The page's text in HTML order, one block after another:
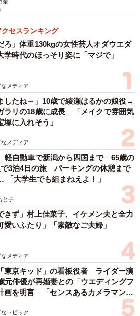
の部分）。 ※人生いちかパチかさんのX動
これに瞬時に反応。反対側を向い
カラスの存在に気づけたのは「三
分見ながら撮影してるの。目の前
ってしたのもあってこのザマよ」
の投稿より引用）
6/7
かパチかさんのX動画より抜粋
が、カラスはいち早く逃げ切り、
奈
クセスランキング
ろ」体重130kgの女性芸人オダウエダ
時代のほっそり姿に「マジで」
なメディア
したね～」10歳で綾瀬はるかの娘役→
ラリの18歳に成長 「メイクで雰囲気
塚に入れそう」
なメディア
軽自動車で新潟から四国まで 65歳の
3泊4日の旅 パーキングの休憩まで
「大学生でも組まねえよ！」
と子
きず」村上佳菜子、イケメン夫と全力
愛いふたり」「素敵なご夫婦」
なメディア
東京キッド」の看板役者 ライダー演
元俳優が再婚妻との「ウエディングフ
画を明言 「センスあるカメラマン求
なトピック